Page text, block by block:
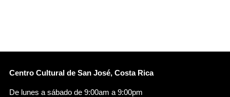
Centro Cultural de San José, Costa Rica
De lunes a sábado de 9:00am a 9:00pm